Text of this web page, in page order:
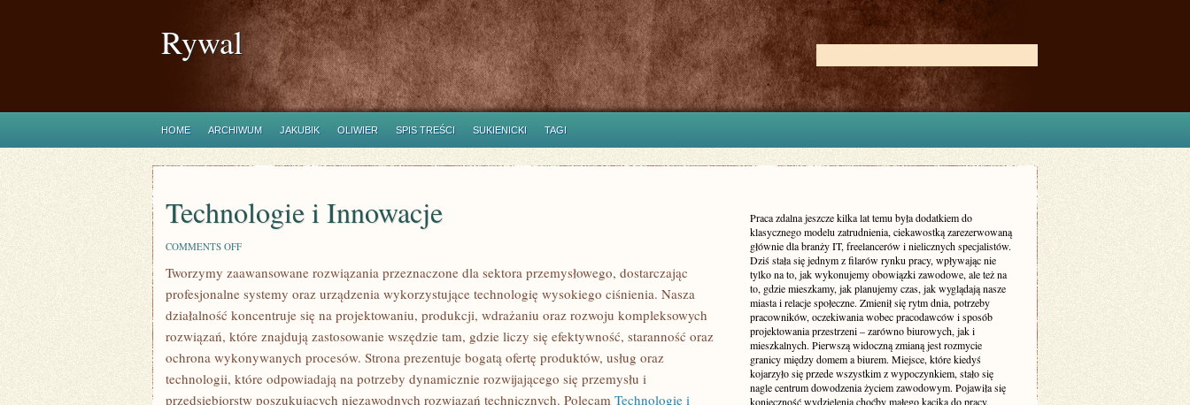
Rywal
HOME ARCHIWUM JAKUBIK OLIWIER SPIS TREŚCI SUKIENICKI TAGI
Technologie i Innowacje
COMMENTS OFFON
I
Tworzymy zaawansowane rozwiązania przeznaczone dla sektora przemysłowego, dostarczając
profesjonalne systemy oraz urządzenia wykorzystujące technologię wysokiego ciśnienia. Nasza
działalność koncentruje się na projektowaniu, produkcji, wdrażaniu oraz rozwoju kompleksowych
rozwiązań, które znajdują zastosowanie wszędzie tam, gdzie liczy się efektywność, staranność oraz
ochrona wykonywanych procesów. Strona prezentuje bogatą ofertę produktów, usług oraz
technologii, które odpowiadają na potrzeby dynamicznie rozwijającego się przemysłu i
przedsiębiorstw poszukujących niezawodnych rozwiązań technicznych. Polecam Technologie i
Praca zdalna jeszcze kilka lat temu była dodatkiem do
klasycznego modelu zatrudnienia, ciekawostką zarezerwowaną
głównie dla branży IT, freelancerów i nielicznych specjalistów.
Dziś stała się jednym z filarów rynku pracy, wpływając nie
tylko na to, jak wykonujemy obowiązki zawodowe, ale też na
to, gdzie mieszkamy, jak planujemy czas, jak wyglądają nasze
miasta i relacje społeczne. Zmienił się rytm dnia, potrzeby
pracowników, oczekiwania wobec pracodawców i sposób
projektowania przestrzeni – zarówno biurowych, jak i
mieszkalnych. Pierwszą widoczną zmianą jest rozmycie
granicy między domem a biurem. Miejsce, które kiedyś
kojarzyło się przede wszystkim z wypoczynkiem, stało się
nagle centrum dowodzenia życiem zawodowym. Pojawiła się
konieczność wydzielenia choćby małego kącika do pracy,